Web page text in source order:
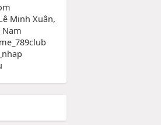
Minh Xuân,
Nam